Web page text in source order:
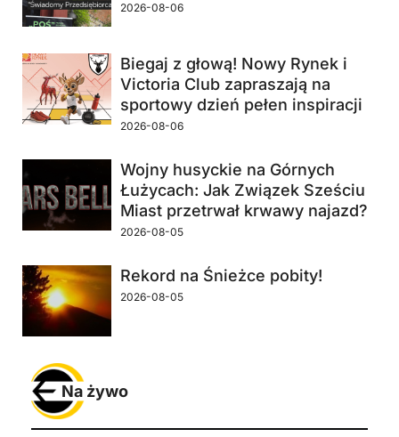
2026-08-06
Biegaj z głową! Nowy Rynek i
Victoria Club zapraszają na
sportowy dzień pełen inspiracji
2026-08-06
Wojny husyckie na Górnych
Łużycach: Jak Związek Sześciu
Miast przetrwał krwawy najazd?
2026-08-05
Rekord na Śnieżce pobity!
2026-08-05
Na żywo